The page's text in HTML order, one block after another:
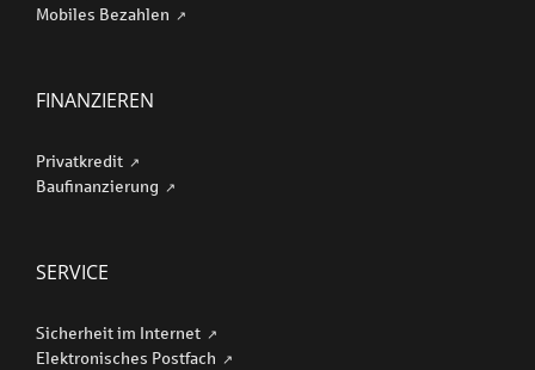
Mobiles Bezahlen
FINANZIEREN
Privatkredit
Baufinanzierung
SERVICE
Sicherheit im Internet
Elektronisches Postfach